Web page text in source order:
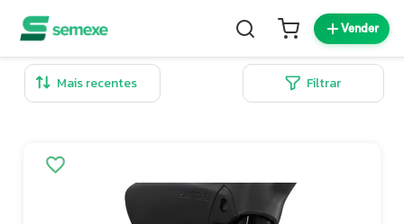
Vender
Filtrar